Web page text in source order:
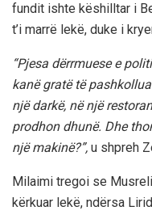
fundit ishte këshilltar i
t’i marrë lekë, duke i
“Pjesa dërrmuese e
kanë gratë të
një darkë, në një
prodhon dhunë. Dhe
një makinë?”, u shpreh
Milaimi tregoi se
kërkuar lekë, ndërsa